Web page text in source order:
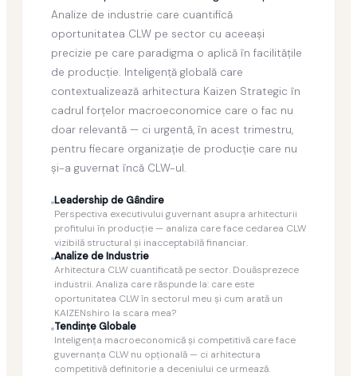
Analize de industrie care cuantifică
oportunitatea CLW pe sector cu aceeaşi
precizie pe care paradigma o aplică în facilităţile
de producţie. Inteligenţă globală care
contextualizează arhitectura Kaizen Strategic în
cadrul forţelor macroeconomice care o fac nu
doar relevantă — ci urgentă, în acest trimestru,
pentru fiecare organizaţie de producţie care nu
şi-a guvernat încă CLW-ul.
Leadership de Gândire
Perspectiva executivului guvernant asupra arhitecturii
profitului în producţie — analiza care face cedarea CLW
vizibilă structural şi inacceptabilă financiar.
Analize de Industrie
Arhitectura CLW cuantificată pe sector. Douăsprezece
industrii. Analiza care răspunde la: care este
oportunitatea CLW în sectorul meu şi cum arată un
KAIZENshiro la scara mea?
Tendinţe Globale
Inteligenţa macroeconomică şi competitivă care face
guvernanţa CLW nu opţională — ci arhitectura
competitivă definitorie a deceniului ce urmează.